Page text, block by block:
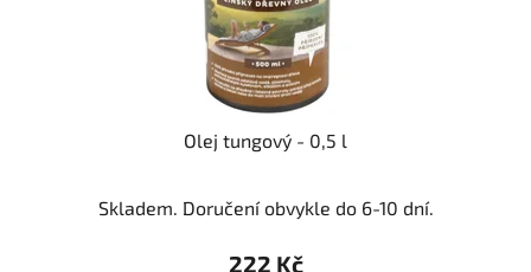
Olej tungový - 0,5 l
Skladem. Doručení obvykle do 6-10 dní.
222 Kč